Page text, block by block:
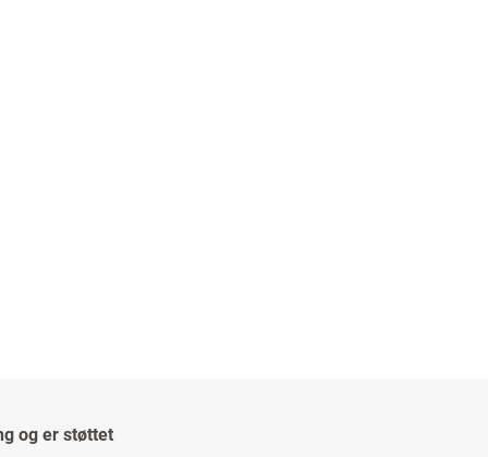
og er støttet